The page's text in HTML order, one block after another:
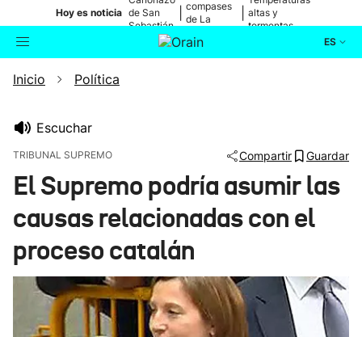
Hoy es noticia de San
Sebastián
compases
de La
altas y
tormentas
ES
Buscador
Ikusmiran
Eguraldia
Inicio Política
Escuchar
TRIBUNAL SUPREMO Compartir Guardar
El Supremo podría asumir las
causas relacionadas con el
proceso catalán